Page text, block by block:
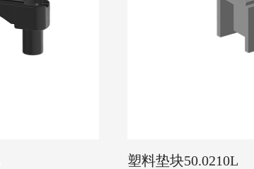
塑料垫块50.0210L